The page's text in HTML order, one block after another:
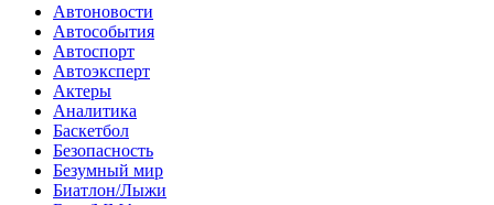
Автоновости
Автособытия
Автоспорт
Автоэксперт
Актеры
Аналитика
Баскетбол
Безопасность
Безумный мир
Биатлон/Лыжи